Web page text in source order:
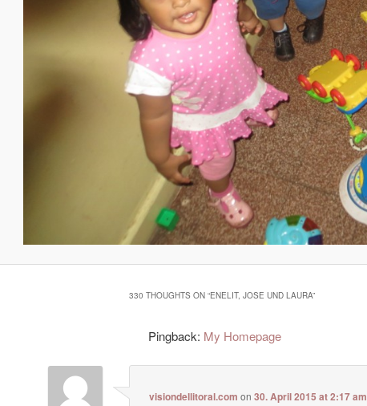
330 THOUGHTS ON “ENELIT, JOSE UND LAURA”
Pingback: My Homepage
visiondellitoral.com on30. April 2015 at 2:17 am